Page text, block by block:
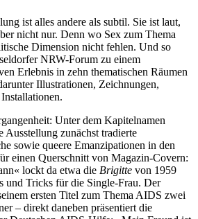
ist alles andere als subtil. Sie ist laut,
nicht nur. Denn wo Sex zum Thema
Dimension nicht fehlen. Und so
NRW-Forum zu einem
Erlebnis in zehn thematischen Räumen
Illustrationen, Zeichnungen,
Unter dem Kapitelnamen
zunächst tradierte
sowie queere Emanzipationen in den
einen Querschnitt von Magazin-Covern:
lockt da etwa die Brigitte von 1959
und Tricks für die Single-Frau. Der
ersten Titel zum Thema AIDS zwei
– direkt daneben präsentiert die